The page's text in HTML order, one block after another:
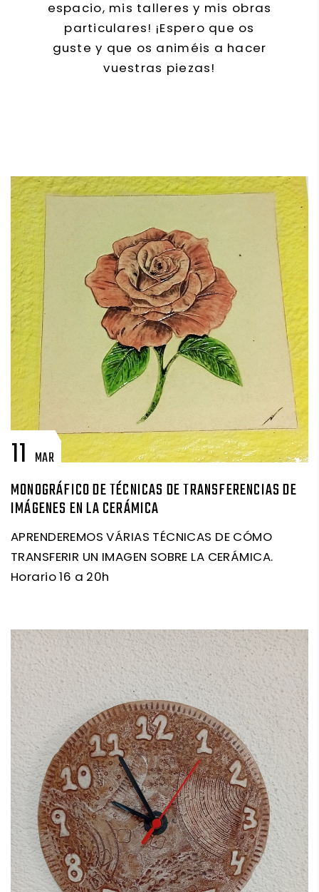
espacio, mis talleres y mis obras
particulares! ¡Espero que os
guste y que os animéis a hacer
vuestras piezas!
LISTADO DE TALLERES
11 MAR
MONOGRÁFICO DE TÉCNICAS DE TRANSFERENCIAS DE
IMÁGENES EN LA CERÁMICA
APRENDEREMOS VÁRIAS TÉCNICAS DE CÓMO
TRANSFERIR UN IMAGEN SOBRE LA CERÁMICA.
Horario 16 a 20h